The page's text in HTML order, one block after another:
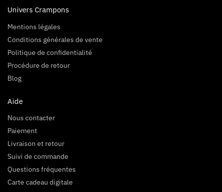
Univers Crampons
Mentions légales
Conditions générales de vente
Politique de confidentialité
Procédure de retour
Blog
Aide
Nous contacter
Paiement
Livraison et retour
Suivi de commande
Questions fréquentes
Carte cadeau digitale